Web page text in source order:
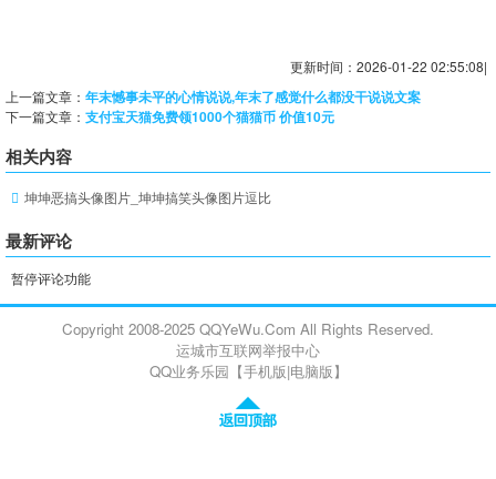
更新时间：2026-01-22 02:55:08|
上一篇文章： 年末憾事未平的心情说说,年末了感觉什么都没干说说文案
下一篇文章： 支付宝天猫免费领1000个猫猫币 价值10元
相关内容
坤坤恶搞头像图片_坤坤搞笑头像图片逗比
最新评论
暂停评论功能
Copyright 2008-2025 QQYeWu.Com All Rights Reserved.
运城市互联网举报中心
QQ业务乐园【手机版|电脑版】